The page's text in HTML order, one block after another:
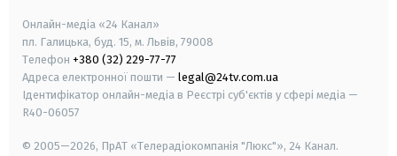
Онлайн-медіа «24 Канал»
пл. Галицька, буд. 15, м. Львів, 79008
Телефон +380 (32) 229-77-77
Адреса електронної пошти — legal@24tv.com.ua
Ідентифікатор онлайн-медіа в Реєстрі суб'єктів у сфері медіа —
R40-06057
© 2005—2026, ПрАТ «Телерадіокомпанія "Люкс"», 24 Канал.